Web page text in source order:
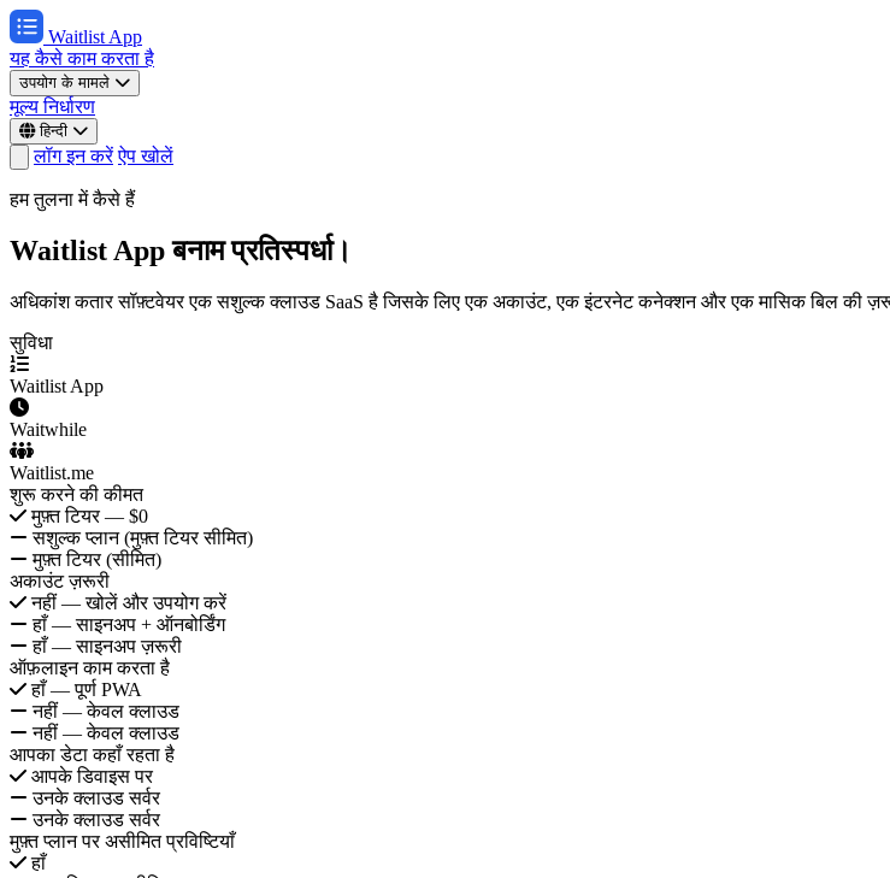
Waitlist App
यह कैसे काम करता है
उपयोग के मामले
मूल्य निर्धारण
हिन्दी
लॉग इन करें ऐप खोलें
हम तुलना में कैसे हैं
Waitlist App बनाम प्रतिस्पर्धा।
अधिकांश कतार सॉफ़्टवेयर एक सशुल्क क्लाउड SaaS है जिसके लिए एक अकाउंट, एक इंटरनेट कनेक्शन और एक मासिक बिल की
सुविधा
Waitlist App
Waitwhile
Waitlist.me
शुरू करने की कीमत
मुफ़्त टियर — $0
सशुल्क प्लान (मुफ़्त टियर सीमित)
मुफ़्त टियर (सीमित)
अकाउंट ज़रूरी
नहीं — खोलें और उपयोग करें
हाँ — साइनअप + ऑनबोर्डिंग
हाँ — साइनअप ज़रूरी
ऑफ़लाइन काम करता है
हाँ — पूर्ण PWA
नहीं — केवल क्लाउड
नहीं — केवल क्लाउड
आपका डेटा कहाँ रहता है
आपके डिवाइस पर
उनके क्लाउड सर्वर
उनके क्लाउड सर्वर
मुफ़्त प्लान पर असीमित प्रविष्टियाँ
हाँ